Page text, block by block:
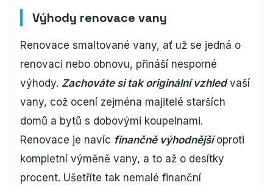
Výhody renovace vany
Renovace smaltované vany, ať už se jedná o
renovaci nebo obnovu, přináší nesporné
výhody. Zachováte si tak originální vzhledvaší
vany, což ocení zejména majitelé starších
domů a bytů s dobovými koupelnami.
Renovace je navíc finančně výhodnějšíoproti
kompletní výměně vany, a to až o desítky
procent. Ušetříte tak nemalé finanční